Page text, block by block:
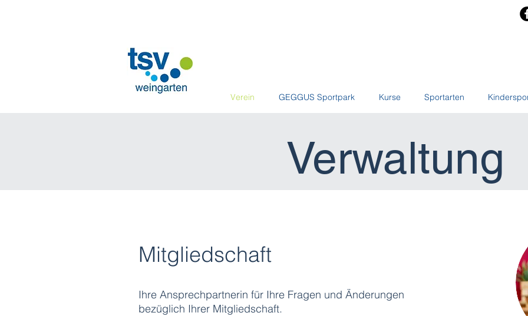
Verein GEGGUS Sportpark Kurse Sportarten
Verwaltung
Mitgliedschaft
Ihre Ansprechpartnerin für Ihre Fragen und Änderungen
bezüglich Ihrer Mitgliedschaft.